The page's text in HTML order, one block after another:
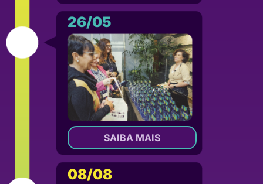
26/05
SAIBA MAIS
08/08